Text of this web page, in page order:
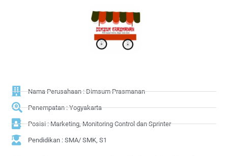
Nama Perusahaan : Dimsum Prasmanan
Penempatan : Yogyakarta
Posisi : Marketing, Monitoring Control dan Sprinter
Pendidikan : SMA/ SMK, S1